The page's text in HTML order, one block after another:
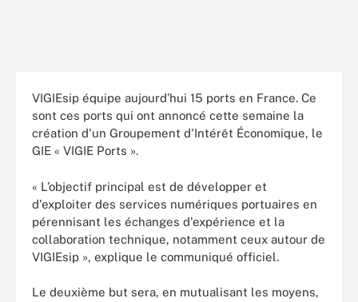
VIGIEsip équipe aujourd’hui 15 ports en France. Ce
sont ces ports qui ont annoncé cette semaine la
création d'un Groupement d'Intérêt Économique, le
GIE « VIGIE Ports ».
« L’objectif principal est de développer et
d'exploiter des services numériques portuaires en
pérennisant les échanges d'expérience et la
collaboration technique, notamment ceux autour de
VIGIEsip », explique le communiqué officiel.
Le deuxième but sera, en mutualisant les moyens,